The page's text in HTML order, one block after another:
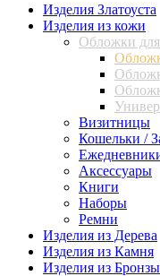
Изделия Златоуста
Изделия из кожи
Обложки
Визитницы
Кошельки /
Аксессуары
Книги
Наборы
Ремни
Изделия из Дерева
Изделия из Камня
Изделия из Бронзы